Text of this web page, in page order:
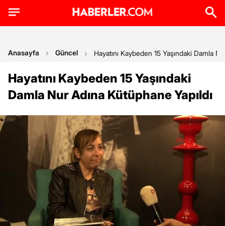
Anasayfa Güncel Hayatını Kaybeden 15 Yaşındaki Damla
Hayatını Kaybeden 15 Yaşındaki
Damla Nur Adına Kütüphane Yapıldı